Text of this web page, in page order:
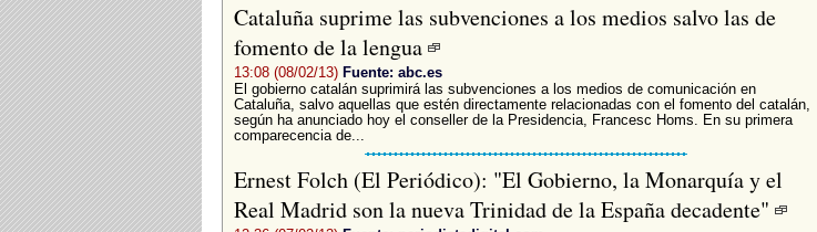
Cataluña suprime las subvenciones a los medios salvo las de
fomento de la lengua
13:08 (08/02/13) Fuente: abc.es
El gobierno catalán suprimirá las subvenciones a los medios de comunicación en
Cataluña, salvo aquellas que estén directamente relacionadas con el fomento del catalán,
según ha anunciado hoy el conseller de la Presidencia, Francesc Homs. En su primera
comparecencia de...
Ernest Folch (El Periódico): "El Gobierno, la Monarquía y el
Real Madrid son la nueva Trinidad de la España decadente"